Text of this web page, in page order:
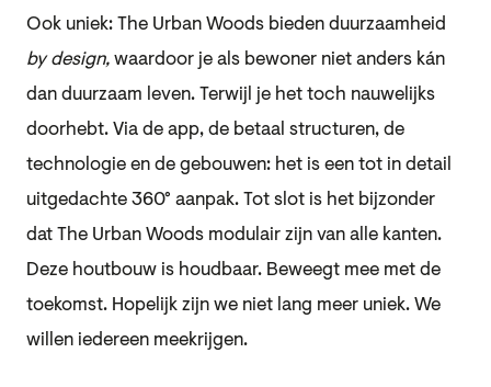
Ook uniek: The Urban Woods bieden duurzaamheid
by design, waardoor je als bewoner niet anders kán
dan duurzaam leven. Terwijl je het toch nauwelijks
doorhebt. Via de app, de betaal structuren, de
technologie en de gebouwen: het is een tot in detail
uitgedachte 360° aanpak. Tot slot is het bijzonder
dat The Urban Woods modulair zijn van alle kanten.
Deze houtbouw is houdbaar. Beweegt mee met de
toekomst. Hopelijk zijn we niet lang meer uniek. We
willen iedereen meekrijgen.